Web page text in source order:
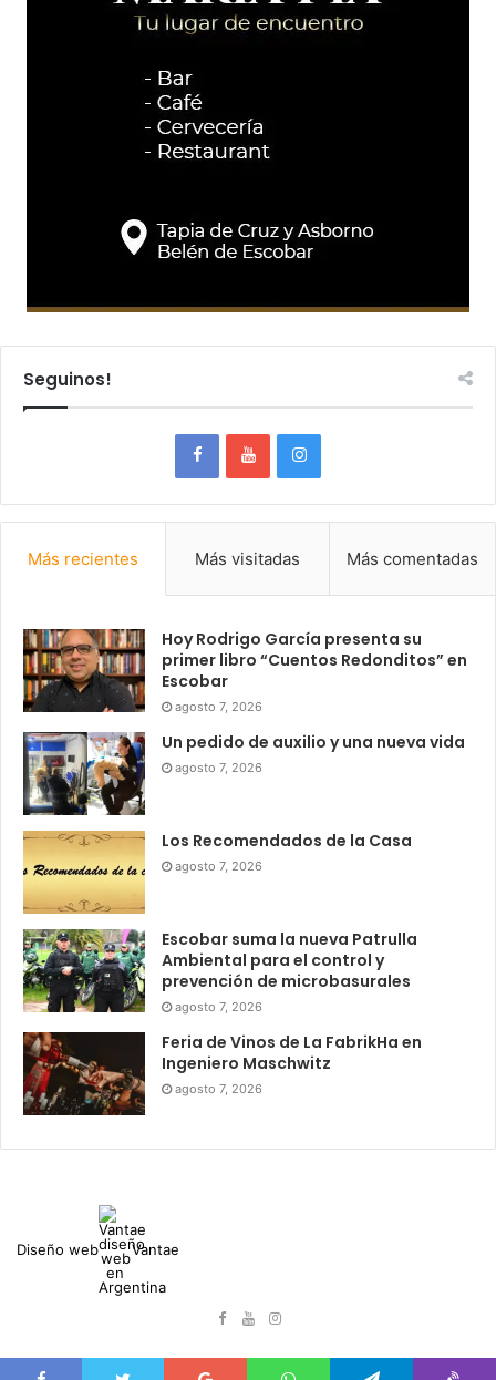
Seguinos!
Más recientes Más visitadas Más comentadas
Hoy Rodrigo García presenta su
primer libro “Cuentos Redonditos” en
Escobar
agosto 7, 2026
Un pedido de auxilio y una nueva vida
agosto 7, 2026
Los Recomendados de la Casa
agosto 7, 2026
Escobar suma la nueva Patrulla
Ambiental para el control y
prevención de microbasurales
agosto 7, 2026
Feria de Vinos de La FabrikHa en
Ingeniero Maschwitz
agosto 7, 2026
Diseño web Vantae